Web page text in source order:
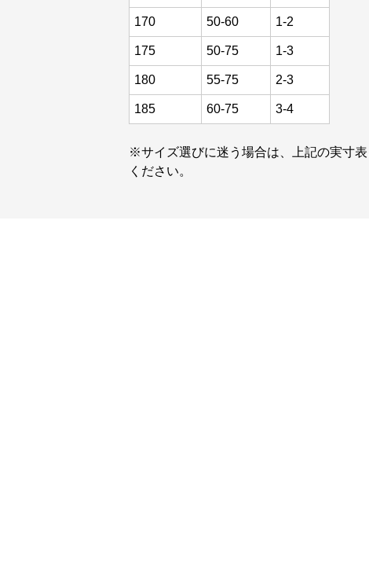
170 50-60 1-2
175 50-75 1-3
180 55-75 2-3
185 60-75 3-4
※サイズ選びに迷う場合は、上記の実寸
ください。